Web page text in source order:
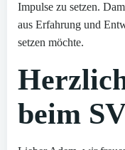
Impulse zu setzen.
aus Erfahrung und
setzen möchte.
beim